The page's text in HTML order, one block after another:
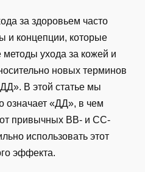
за здоровьем часто
и концепции, которые
ухода за кожей и
новых терминов
В этой статье мы
означает «ДД», в чем
привычных BB- и CC-
использовать этот
эффекта.